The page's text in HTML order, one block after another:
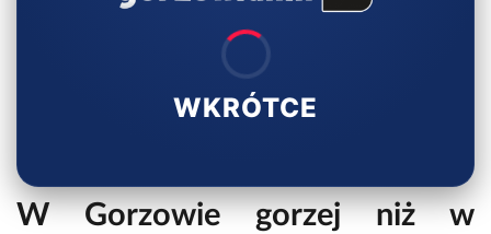
WKRÓTCE
W Gorzowie gorzej niż w